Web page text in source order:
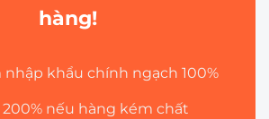
hàng!
nhập khẩu chính ngạch 100%
nếu hàng kém chất